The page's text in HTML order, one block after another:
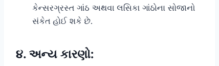
કેન્સરગ્રસ્ત ગાંઠ અથવા લસિકા ગાંઠોના સોજાનો
સંકેત હોઈ શકે છે.
૪. અન્ય કારણો: